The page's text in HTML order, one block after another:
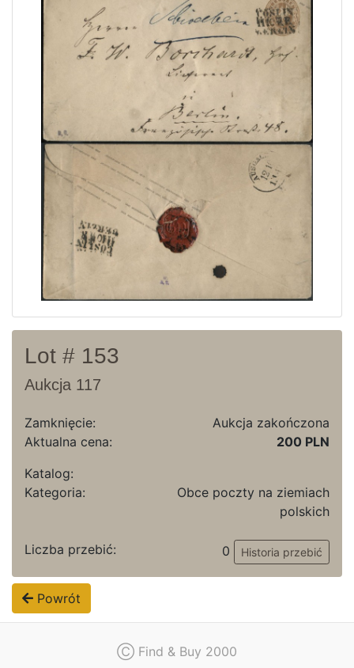
Aktualna oferta
Ostatnie wyniki
Archiwum
Regulamin
Kontakt
Lot # 153
Aukcja 117
Zamknięcie:
Aukcja zakończona
Aktualna cena:
200 PLN
Katalog:
Kategoria:
Obce poczty na ziemiach
polskich
Liczba przebić: 0 Historia przebić
Powrót
Ⓒ Find & Buy 2000